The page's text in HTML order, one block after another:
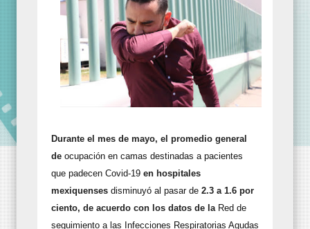
Durante el mes de mayo, el promedio general
de ocupación en camas destinadas a pacientes
que padecen Covid-19 en hospitales
mexiquenses disminuyó al pasar de 2.3 a 1.6 por
ciento, de acuerdo con los datos de la Red de
seguimiento a las Infecciones Respiratorias Agudas